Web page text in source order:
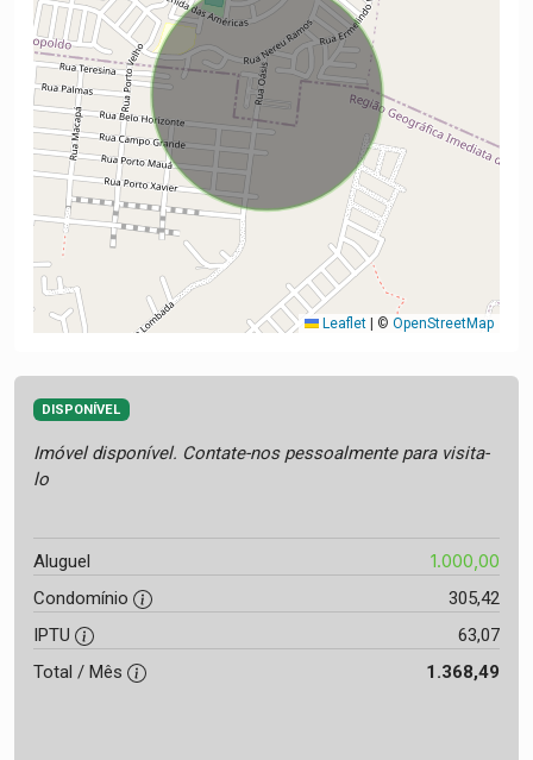
Leaflet | © OpenStreetMap
DISPONÍVEL
Imóvel disponível. Contate-nos pessoalmente para visita-
lo
Aluguel 1.000,00
Condomínio
305,42
IPTU
63,07
Total / Mês
1.368,49